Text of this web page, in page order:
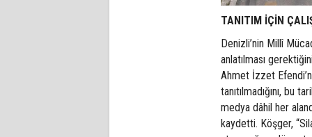
TANITIM İÇİN
Denizli’nin Millî
anlatılması
Ahmet İzzet
tanıtılmadığını, bu
medya dâhil her
kaydetti. Köşger,